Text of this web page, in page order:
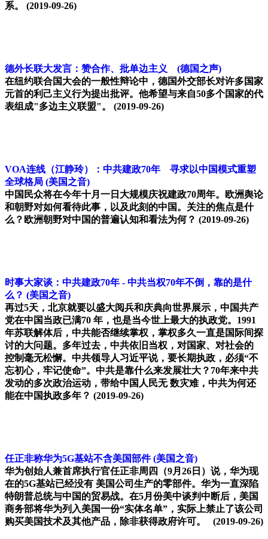
系。
(2019-09-26)
德外长联大发言：赞合作、批单边主义
(德国之声)
在纽约联合国大会的一般性辩论中，德国外交部长对许多国家
元首的利己主义行为提出批评。他希望与来自50多个国家的代
表组成"多边主义联盟"。
(2019-09-26)
VOA连线（江静玲）：中共建政70年 寻求以中国模式重塑
全球格局 (美国之音)
中国民众将在今年十月一日大规模庆祝建政70周年。欧洲舆论
和朝野对如何看待此事，以及此刻的中国。关注的焦点是什
么？欧洲朝野对中国的普遍认知和看法为何？ (2019-09-26)
时事大家谈：中共建政70年 - 中共当权70年不倒，靠的是什
么？ (美国之音)
再过5天，北京就要以盛大阅兵和庆典向世界展示，中国共产
党在中国当政已满70 年，也是当今世上最大的执政党。1991
年苏联解体后，中共能否继续掌权，掌权多久一直是国际间探
讨的大问题。多年过去，中共依旧当权，对国家、对社会的
控制毫无松懈。中共领导人习近平说，要长期执政，必须“不
忘初心，牢记使命”。中共是靠什么来发展壮大？70年来中共
发动的多次政治运动，带给中国人民无 数灾难，中共为何还
能在中国执政多年？ (2019-09-26)
任正非称华为5G基站不含美国部件(美国之音)
华为创始人兼首席执行官任正非周四（9月26日）说，华为现
在的5G基站已经没有 美国公司生产的零部件。华为一直深陷
特朗普总统与中国的贸易战。在5月份美中谈判中断后，美国
商务部将华为列入美国一份“实体名单”，实际上禁止了该公司
购买美国技术及其他产品，除非获得政府许可。
(2019-09-26)